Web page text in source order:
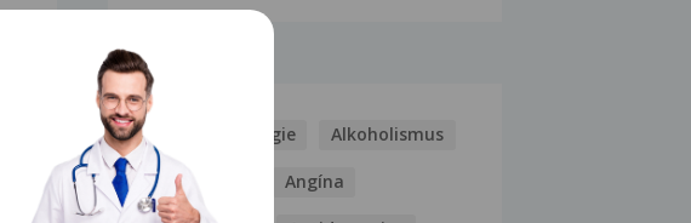
NEMOCI
Alergie Alkoholismus
Analgetika Angína